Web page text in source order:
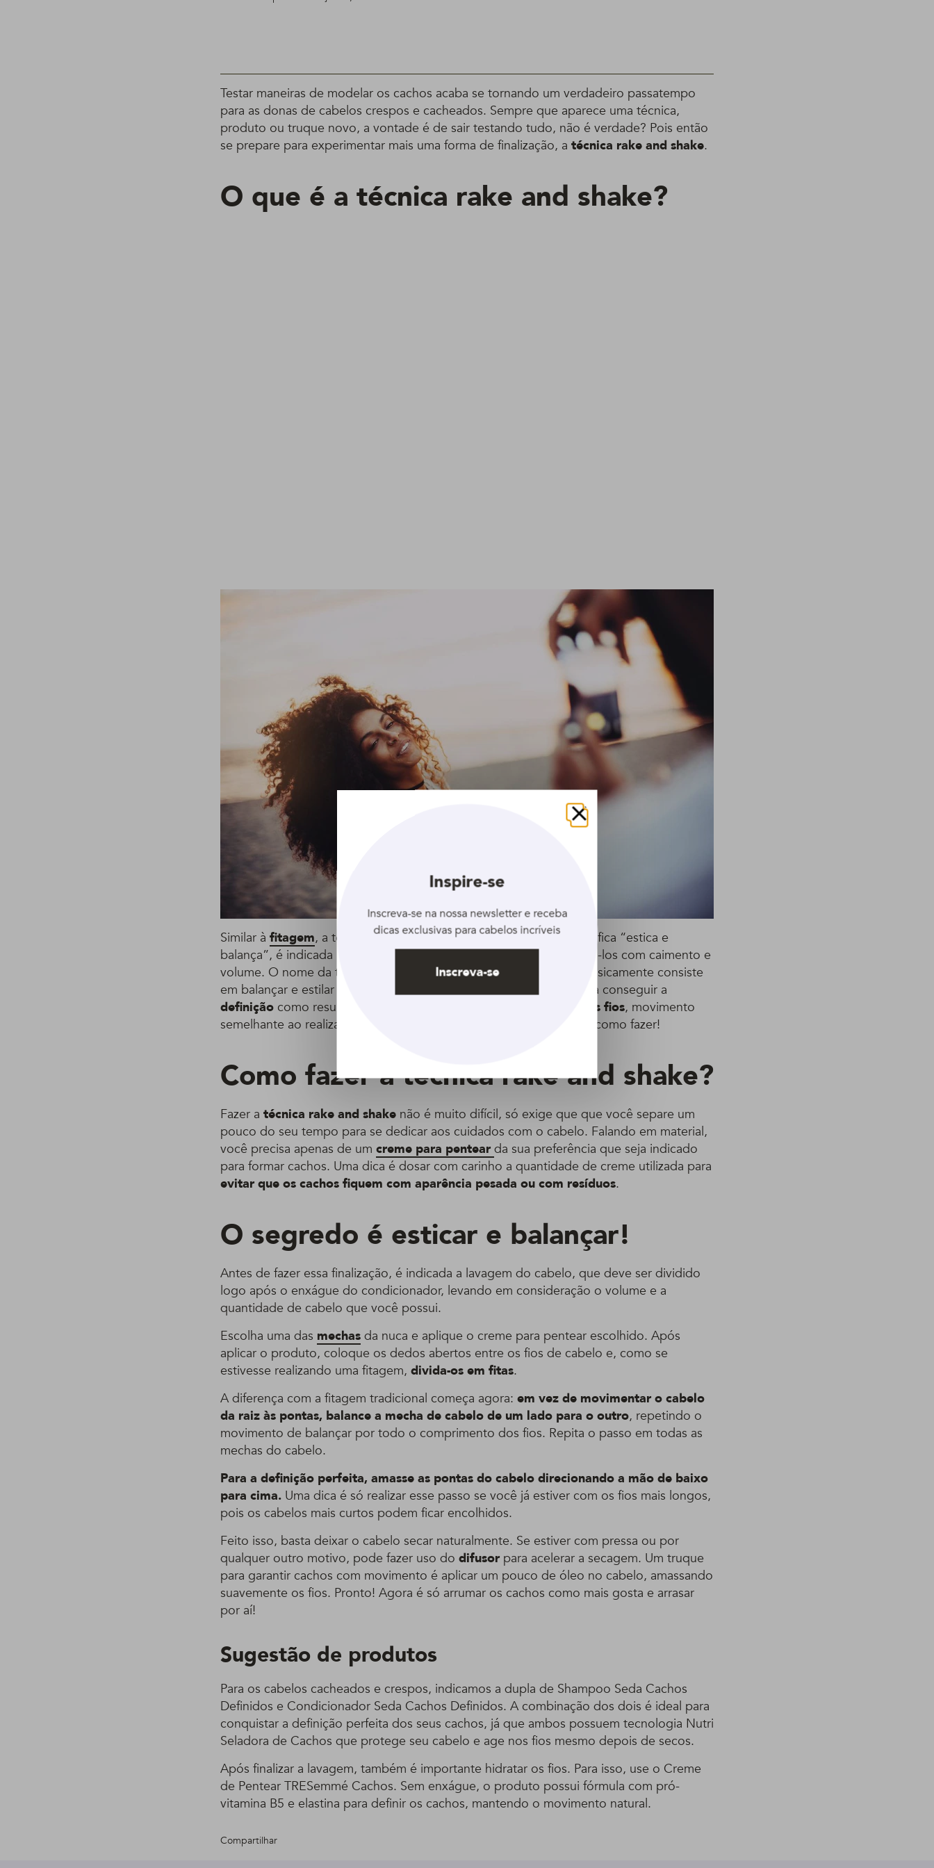
Testar maneiras de modelar os cachos acaba se tornando um verdadeiro passatempo
para as donas de cabelos crespos e cacheados. Sempre que aparece uma técnica,
produto ou truque novo, a vontade é de sair testando tudo, não é verdade? Pois então
se prepare para experimentar mais uma forma de finalização, a técnica rake and shake.
O que é a técnica rake and shake?
Similar à fitagem, a técnica rake and shake, que em português significa “estica e
balança”, é indicada para finalizar e definir os cachos, além de deixá-los com caimento e
volume. O nome da técnica diz muito sobre como ela é feita: ela basicamente consiste
em balançar e estilar os fios, o que resulta na leveza do cabelo. Para conseguir a
definição como resultado, passar os dedos entre os fios, movimento
semelhante ao realizado na fitagem tradicional. Ficou curiosa? Veja como fazer!
Como fazer a técnica rake and shake?
Fazer a técnica rake and shake não é muito difícil, só exige que que você separe um
pouco do seu tempo para se dedicar aos cuidados com o cabelo. Falando em material,
você precisa apenas de um creme para pentear da sua preferência que seja indicado
para formar cachos. Uma dica é dosar com carinho a quantidade de creme utilizada para
evitar que os cachos fiquem com aparência pesada ou com resíduos.
O segredo é esticar e balançar!
Antes de fazer essa finalização, é indicada a lavagem do cabelo, que deve ser dividido
logo após o enxágue do condicionador, levando em consideração o volume e a
quantidade de cabelo que você possui.
Escolha uma das mechas da nuca e aplique o creme para pentear escolhido. Após
aplicar o produto, coloque os dedos abertos entre os fios de cabelo e, como se
estivesse realizando uma fitagem, divida-os em fitas.
A diferença com a fitagem tradicional começa agora: em vez de movimentar o cabelo
da raiz às pontas, balance a mecha de cabelo de um lado para o outro, repetindo o
movimento de balançar por todo o comprimento dos fios. Repita o passo em todas as
mechas do cabelo.
Para a definição perfeita, amasse as pontas do cabelo direcionando a mão de baixo
para cima. Uma dica é só realizar esse passo se você já estiver com os fios mais longos,
pois os cabelos mais curtos podem ficar encolhidos.
Feito isso, basta deixar o cabelo secar naturalmente. Se estiver com pressa ou por
qualquer outro motivo, pode fazer uso do difusor para acelerar a secagem. Um truque
para garantir cachos com movimento é aplicar um pouco de óleo no cabelo, amassando
suavemente os fios. Pronto! Agora é só arrumar os cachos como mais gosta e arrasar
por aí!
Sugestão de produtos
Para os cabelos cacheados e crespos, indicamos a dupla de Shampoo Seda Cachos
Definidos e Condicionador Seda Cachos Definidos. A combinação dos dois é ideal para
conquistar a definição perfeita dos seus cachos, já que ambos possuem tecnologia Nutri
Seladora de Cachos que protege seu cabelo e age nos fios mesmo depois de secos.
Após finalizar a lavagem, também é importante hidratar os fios. Para isso, use o Creme
de Pentear TRESemmé Cachos. Sem enxágue, o produto possui fórmula com pró-
vitamina B5 e elastina para definir os cachos, mantendo o movimento natural.
Compartilhar
Fechar
Inspire-se
Inscreva-se na nossa newsletter e receba
dicas exclusivas para cabelos incríveis
Inscreva-se